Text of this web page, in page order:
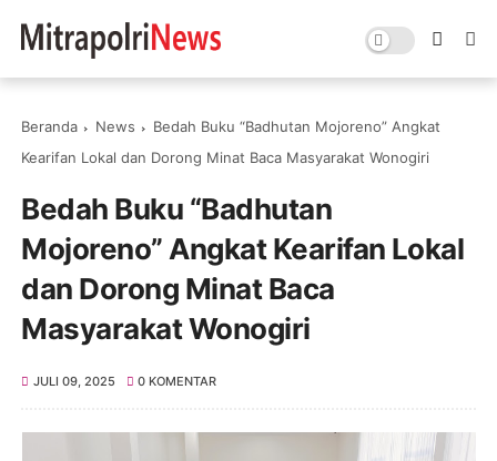
Beranda News
Bedah Buku “Badhutan Mojoreno” Angkat
Kearifan Lokal dan Dorong Minat Baca Masyarakat Wonogiri
Bedah Buku “Badhutan
Mojoreno” Angkat Kearifan Lokal
dan Dorong Minat Baca
Masyarakat Wonogiri
JULI 09, 2025 0 KOMENTAR